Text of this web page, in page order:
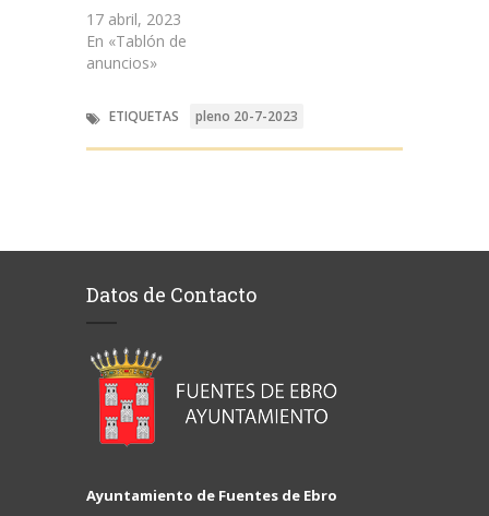
17 abril, 2023
En «Tablón de
anuncios»
ETIQUETAS pleno 20-7-2023
Datos de Contacto
Ayuntamiento de Fuentes de Ebro